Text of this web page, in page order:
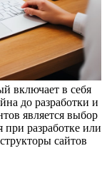
включает в себя
до разработки и
является выбор
при разработке или
сайтов